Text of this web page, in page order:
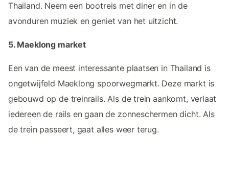
Thailand. Neem een bootreis met diner en in de
avonduren muziek en geniet van het uitzicht.
5. Maeklong market
Een van de meest interessante plaatsen in Thailand is
ongetwijfeld Maeklong spoorwegmarkt. Deze markt is
gebouwd op de treinrails. Als de trein aankomt, verlaat
iedereen de rails en gaan de zonneschermen dicht. Als
de trein passeert, gaat alles weer terug.